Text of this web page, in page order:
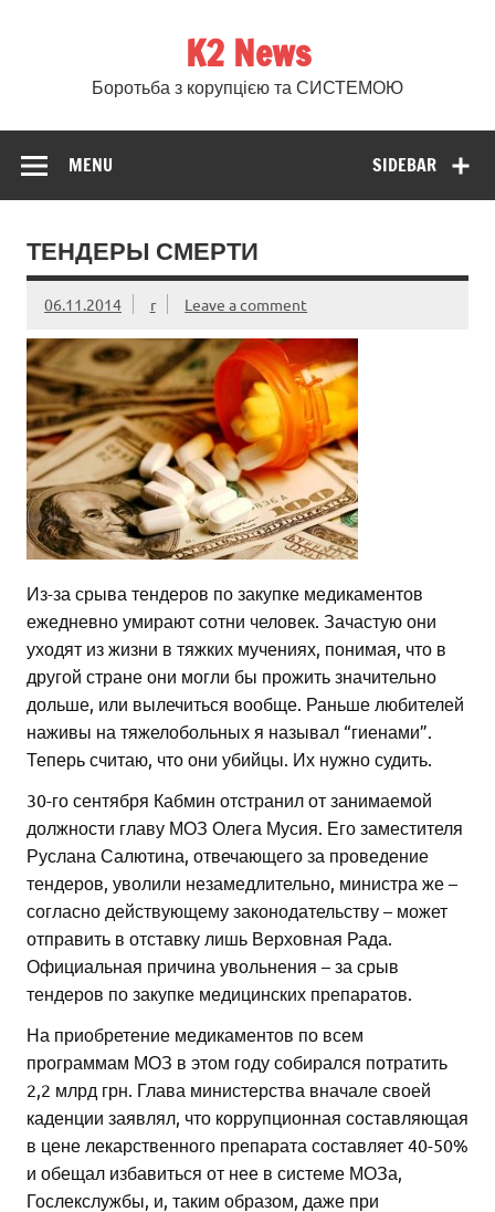
K2 News
Боротьба з корупцією та СИСТЕМОЮ
SIDEBAR
MENU
ТЕНДЕРЫ СМЕРТИ
06.11.2014 r Leave a comment
Из-за срыва тендеров по закупке медикаментов
ежедневно умирают сотни человек. Зачастую они
уходят из жизни в тяжких мучениях, понимая, что в
другой стране они могли бы прожить значительно
дольше, или вылечиться вообще. Раньше любителей
наживы на тяжелобольных я называл “гиенами”.
Теперь считаю, что они убийцы. Их нужно судить.
30-го сентября Кабмин отстранил от занимаемой
должности главу МОЗ Олега Мусия. Его заместителя
Руслана Салютина, отвечающего за проведение
тендеров, уволили незамедлительно, министра же –
согласно действующему законодательству – может
отправить в отставку лишь Верховная Рада.
Официальная причина увольнения – за срыв
тендеров по закупке медицинских препаратов.
На приобретение медикаментов по всем
программам МОЗ в этом году собирался потратить
2,2 млрд грн. Глава министерства вначале своей
каденции заявлял, что коррупционная составляющая
в цене лекарственного препарата составляет 40-50%
и обещал избавиться от нее в системе МОЗа,
Гослекслужбы, и, таким образом, даже при